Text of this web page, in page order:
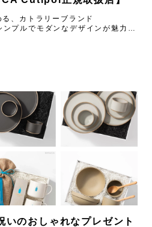
、カトラリーブランド
プルでモダンなデザインが魅力の
いのおしゃれなプレゼント